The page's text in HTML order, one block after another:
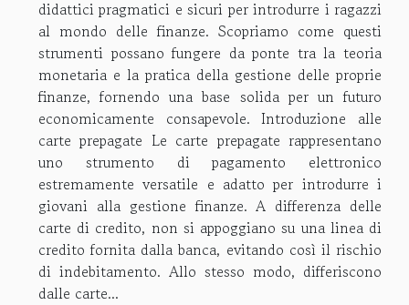
didattici pragmatici e sicuri per introdurre i ragazzi
al mondo delle finanze. Scopriamo come questi
strumenti possano fungere da ponte tra la teoria
monetaria e la pratica della gestione delle proprie
finanze, fornendo una base solida per un futuro
economicamente consapevole. Introduzione alle
carte prepagate Le carte prepagate rappresentano
uno strumento di pagamento elettronico
estremamente versatile e adatto per introdurre i
giovani alla gestione finanze. A differenza delle
carte di credito, non si appoggiano su una linea di
credito fornita dalla banca, evitando così il rischio
di indebitamento. Allo stesso modo, differiscono
dalle carte...